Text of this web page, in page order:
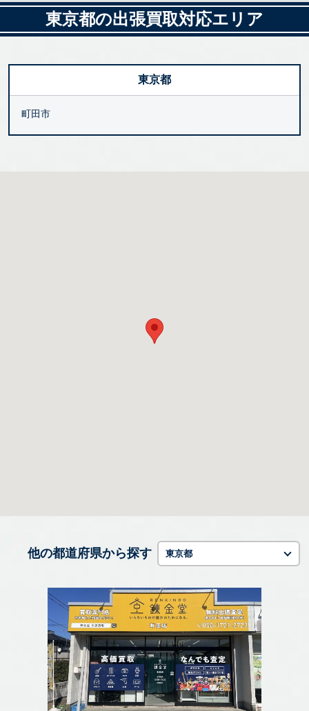
東京都の出張買取対応エリア
東京都
町田市
他の都道府県から探す 東京都